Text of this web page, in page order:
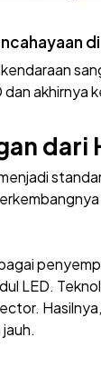
dan
dari
LED.